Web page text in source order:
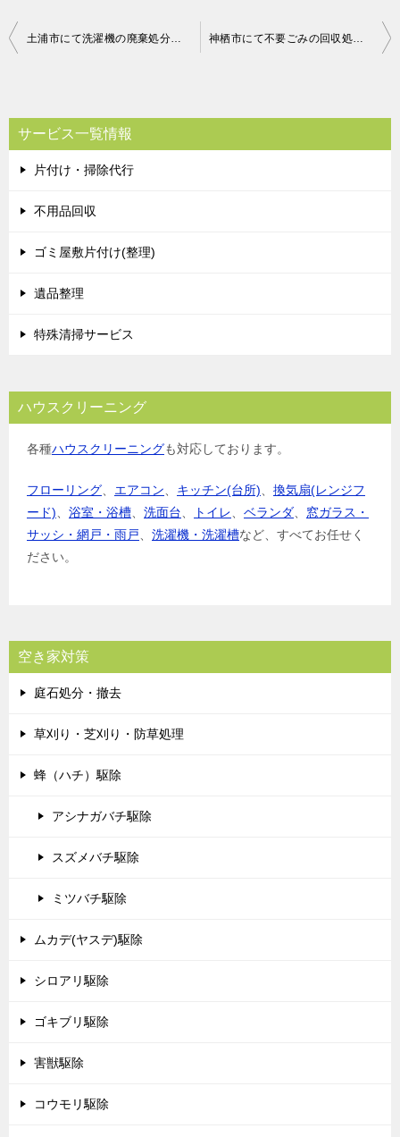
投
ビ
ゲ
ー
シ
土浦市にて洗濯機の廃棄処分のご依頼 お客様の声 神栖市にて不要ごみの回収処分のご依頼 お客様の声
サービス一覧情報
片付け・掃除代行
不用品回収
ゴミ屋敷片付け(整理)
遺品整理
特殊清掃サービス
ハウスクリーニング
各種ハウスクリーニングも対応しております。
フローリング、 エアコン、 キッチン(台所)、 換気扇(レンジフ
ード)、 浴室・浴槽、 洗面台、 トイレ、 ベランダ、 窓ガラス・
サッシ・網戸・雨戸、 洗濯機・洗濯槽など、すべてお任せく
ださい。
空き家対策
庭石処分・撤去
草刈り・芝刈り・防草処理
蜂（ハチ）駆除
アシナガバチ駆除
スズメバチ駆除
ミツバチ駆除
ムカデ(ヤスデ)駆除
シロアリ駆除
ゴキブリ駆除
害獣駆除
コウモリ駆除